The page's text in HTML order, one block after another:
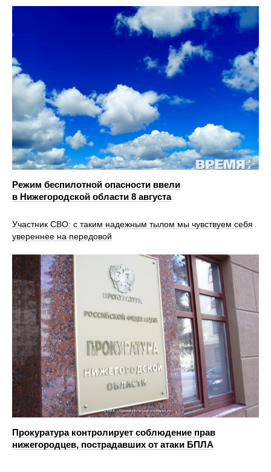
Режим беспилотной опасности ввели
в Нижегородской области 8 августа
Участник СВО: с таким надежным тылом мы чувствуем себя
увереннее на передовой
Прокуратура контролирует соблюдение прав
нижегородцев, пострадавших от атаки БПЛА